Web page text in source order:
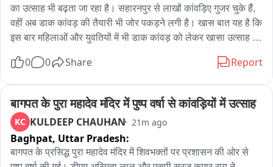
का उत्साह भी बढ़ता जा रहा है। सहारनपुर से लाखों कांवड़िए गुजर चुके हैं,
वहीं अब डाक कांवड़ की तैयारी भी जोर पकड़ने लगी है। खास बात यह है कि
इस बार महिलाओं और युवतियों में भी डाक कांवड़ को लेकर खासा उत्साह
सुबह-शाम डाक कांवड़ की प्रैक्टिस कर रही हैं। सहारनपुर निवासी पूनम ने
बताया कि वह करीब एक महीने से डाक कांवड़ की प्रैक्टिस कर रही हैं और
पिछले चार साल से लगातार डाक कांवड़ लेकर जा रही हैं। उनकी शिव गौरी
डाक कांवड़ के नाम से जाती है। पूनम ने बताया कि वे 9 अगस्त की शाम
करीब 5 बजे डाक कांवड़ लेकर निकलेंगी और 11 अगस्त को जल चढ़ाएंगी।
पूनम ने बताया कि उनकी भोलेनाथ से सबसे बड़ी प्रार्थना है कि उनका अपना
मकान हो। उन्होंने कहा कि अभी वह किराये के मकान में रहती हैं और चाहती
0 0 Share Report
बागपत के पुरा महादेव मंदिर में पुष्प वर्षा से कांवड़ियों में उत्साह
KC KULDEEP CHAUHAN 21m ago
Baghpat, Uttar Pradesh:
बागपत के प्रसिद्ध पुरा महादेव मंदिर में शिवभक्तों पर प्रशासन की ओर से